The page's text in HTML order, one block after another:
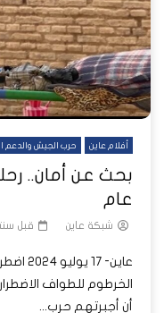
أفلام عاين حرب الجيش والدعم
بحث عن أمان..
عام
شبكة عاين قبل
عاين-
الخرطوم للطواف
أن أجبرتهم حرب...